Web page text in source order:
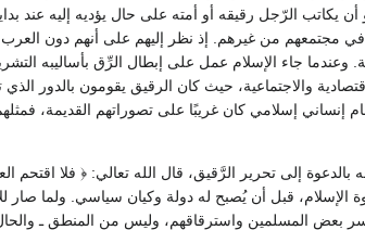
يكاتب الرّجل رقيقه أو أمته على حال يؤديه إليه عند
مجتمعهم من غيرهم. إذ نظر إليهم على أنهم دون العرب
جاء الإسلام عمل على إبطال الرِّق بأساليبه
والاجتماعية، حيث كان الرقيق يقومون بالدور الذي
إسلامي كان غريبًا على تصوراتهم القديمة،
إلى تحرير الرَّقيق، قال الله تعالي: ﴿ فلا اقتحم
الإسلام، قبل أن يُصبح له دولة وكيان سياسي. ولما
بعض المسلمين واسترقاقهم، وليس من المنطق ـ